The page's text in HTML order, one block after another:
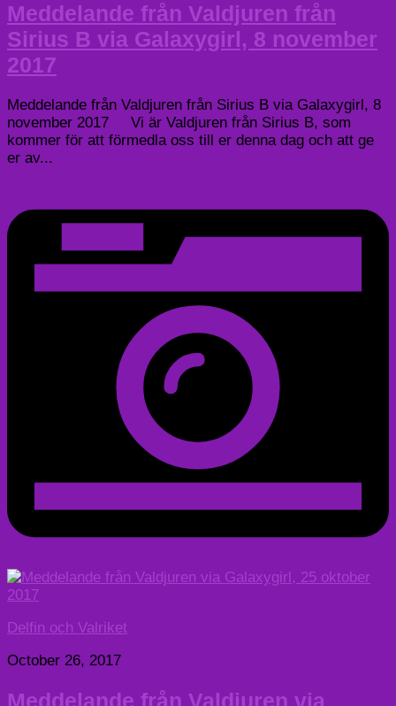
Meddelande från Valdjuren från
Sirius B via Galaxygirl, 8 november
2017
Meddelande från Valdjuren från Sirius B via Galaxygirl, 8
november 2017 Vi är Valdjuren från Sirius B, som
kommer för att förmedla oss till er denna dag och att ge
er av...
Delfin och Valriket
October 26, 2017
Meddelande från Valdjuren via